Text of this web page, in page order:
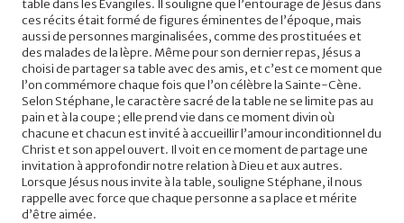
table dans les Évangiles. Il souligne que l’entourage de Jésus dans
ces récits était formé de figures éminentes de l’époque, mais
aussi de personnes marginalisées, comme des prostituées et
des malades de la lèpre. Même pour son dernier repas, Jésus a
choisi de partager sa table avec des amis, et c’est ce moment que
l’on commémore chaque fois que l’on célèbre la Sainte-Cène.
Selon Stéphane, le caractère sacré de la table ne se limite pas au
pain et à la coupe ; elle prend vie dans ce moment divin où
chacune et chacun est invité à accueillir l’amour inconditionnel du
Christ et son appel ouvert. Il voit en ce moment de partage une
invitation à approfondir notre relation à Dieu et aux autres.
Lorsque Jésus nous invite à la table, souligne Stéphane, il nous
rappelle avec force que chaque personne a sa place et mérite
d’être aimée.